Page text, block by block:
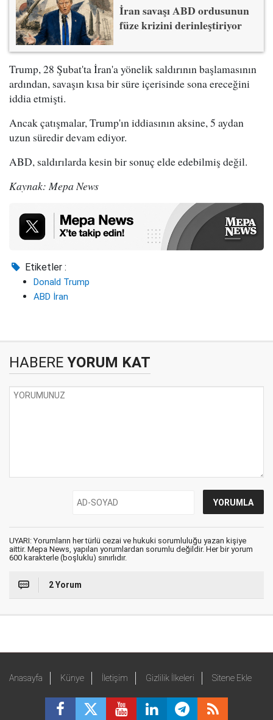
İran savaşı ABD ordusunun
füze krizini derinleştiriyor
Trump, 28 Şubat'ta İran'a yönelik saldırının başlamasının
ardından, savaşın kısa bir süre içerisinde sona ereceğini
iddia etmişti.
Ancak çatışmalar, Trump'ın iddiasının aksine, 5 aydan
uzun süredir devam ediyor.
ABD, saldırılarda kesin bir sonuç elde edebilmiş değil.
Kaynak: Mepa News
Etiketler :
Donald Trump
ABD İran
HABERE YORUM KAT
UYARI: Yorumların her türlü cezai ve hukuki sorumluluğu yazan kişiye
aittir. Mepa News, yapılan yorumlardan sorumlu değildir. Her bir yorum
600 karakterle (boşluklu) sınırlıdır.
2 Yorum
Anasayfa Künye İletişim Gizlilik İlkeleri Sitene Ekle